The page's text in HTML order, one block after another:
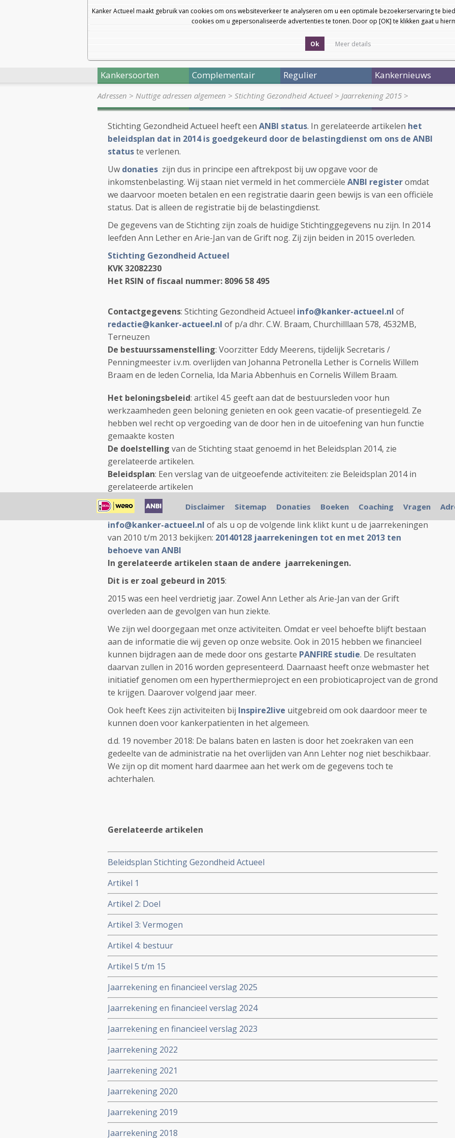
Kanker Actueel maakt gebruik van cookies om ons websiteverkeer te analyseren om u een optimale bezoekerservaring te
cookies om u gepersonaliseerde advertenties te tonen. Door op [OK] te klikken gaat u
Ok Meer details
Kankersoorten Complementair Regulier Kankernieuws
Adressen > Nuttige adressen algemeen > Stichting Gezondheid Actueel > Jaarrekening 2015 >
Stichting Gezondheid Actueel heeft een ANBI status. In gerelateerde artikelen het
beleidsplan dat in 2014 is goedgekeurd door de belastingdienst om ons de ANBI
statuste verlenen.
Uw donaties zijn dus in principe een aftrekpost bij uw opgave voor de
inkomstenbelasting. Wij staan niet vermeld in het commerciële ANBI registeromdat
we daarvoor moeten betalen en een registratie daarin geen bewijs is van een officiële
status. Dat is alleen de registratie bij de belastingdienst.
De gegevens van de Stichting zijn zoals de huidige Stichtinggegevens nu zijn. In 2014
leefden Ann Lether en Arie-Jan van de Grift nog. Zij zijn beiden in 2015 overleden.
Stichting Gezondheid Actueel
KVK 32082230
Het RSIN of fiscaal nummer: 8096 58 495
Contactgegevens: Stichting Gezondheid Actueel info@kanker-actueel.nl of
redactie@kanker-actueel.nl of p/a dhr. C.W. Braam, Churchilllaan 578, 4532MB,
Terneuzen
De bestuurssamenstelling: Voorzitter Eddy Meerens, tijdelijk Secretaris /
Penningmeester i.v.m. overlijden van Johanna Petronella Lether is Cornelis Willem
Braam en de leden Cornelia, Ida Maria Abbenhuis en Cornelis Willem Braam.
Het beloningsbeleid: artikel 4.5 geeft aan dat de bestuursleden voor hun
werkzaamheden geen beloning genieten en ook geen vacatie-of presentiegeld. Ze
hebben wel recht op vergoeding van de door hen in de uitoefening van hun functie
gemaakte kosten
De doelstelling van de Stichting staat genoemd in het Beleidsplan 2014, zie
gerelateerde artikelen.
Beleidsplan: Een verslag van de uitgeoefende activiteiten: zie Beleidsplan 2014 in
gerelateerde artikelen
Financiële verantwoording
penningmeester van de Stichting of viaredactie@kanker-actueel.nlof
info@kanker-actueel.nl of als u op de volgende link klikt kunt u de jaarrekeningen
van 2010 t/m 2013 bekijken: 20140128 jaarrekeningen tot en met 2013 ten
behoeve van ANBI
In gerelateerde artikelen staan de andere jaarrekeningen.
Dit is er zoal gebeurd in 2015:
2015 was een heel verdrietig jaar. Zowel Ann Lether als Arie-Jan van der Grift
overleden aan de gevolgen van hun ziekte.
We zijn wel doorgegaan met onze activiteiten. Omdat er veel behoefte blijft bestaan
aan de informatie die wij geven op onze website. Ook in 2015 hebben we financieel
kunnen bijdragen aan de mede door ons gestarte PANFIRE studie. De resultaten
daarvan zullen in 2016 worden gepresenteerd. Daarnaast heeft onze webmaster het
initiatief genomen om een hyperthermieproject en een probioticaproject van de grond
te krijgen. Daarover volgend jaar meer.
Ook heeft Kees zijn activiteiten bij Inspire2live uitgebreid om ook daardoor meer te
kunnen doen voor kankerpatienten in het algemeen.
d.d. 19 november 2018: De balans baten en lasten is door het zoekraken van een
gedeelte van de administratie na het overlijden van Ann Lehter nog niet beschikbaar.
We zijn op dit moment hard daarmee aan het werk om de gegevens toch te
achterhalen.
Gerelateerde artikelen
Beleidsplan Stichting Gezondheid Actueel
Artikel 1
Artikel 2: Doel
Artikel 3: Vermogen
Artikel 4: bestuur
Artikel 5 t/m 15
Jaarrekening en financieel verslag 2025
Jaarrekening en financieel verslag 2024
Jaarrekening en financieel verslag 2023
Jaarrekening 2022
Jaarrekening 2021
Jaarrekening 2020
Jaarrekening 2019
Jaarrekening 2018
Disclaimer Sitemap Donaties Boeken Coaching Vragen